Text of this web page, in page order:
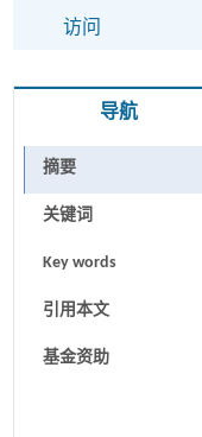
访问
导航
摘要
关键词
Key words
引用本文
基金资助